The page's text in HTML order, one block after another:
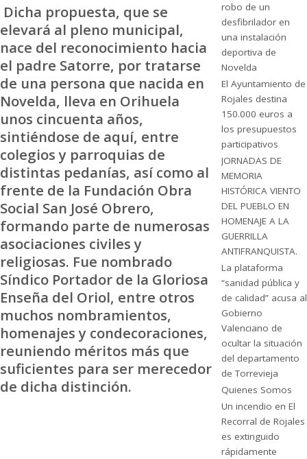
Dicha propuesta, que se
elevará al pleno municipal,
nace del reconocimiento hacia
el padre Satorre, por tratarse
de una persona que nacida en
Novelda, lleva en Orihuela
unos cincuenta años,
sintiéndose de aquí, entre
colegios y parroquias de
distintas pedanías, así como al
frente de la Fundación Obra
Social San José Obrero,
formando parte de numerosas
asociaciones civiles y
religiosas. Fue nombrado
Síndico Portador de la Gloriosa
Enseña del Oriol, entre otros
muchos nombramientos,
homenajes y condecoraciones,
reuniendo méritos más que
suficientes para ser merecedor
de dicha distinción.
robo de un
desfibrilador en
una instalación
deportiva de
Novelda
El Ayuntamiento de
Rojales destina
150.000 euros a
los presupuestos
participativos
JORNADAS DE
MEMORIA
HISTÓRICA VIENTO
DEL PUEBLO EN
HOMENAJE A LA
GUERRILLA
ANTIFRANQUISTA.
La plataforma
“sanidad pública y
de calidad” acusa al
Gobierno
Valenciano de
ocultar la situación
del departamento
de Torrevieja
Quienes Somos
Un incendio en El
Recorral de Rojales
es extinguido
rápidamente